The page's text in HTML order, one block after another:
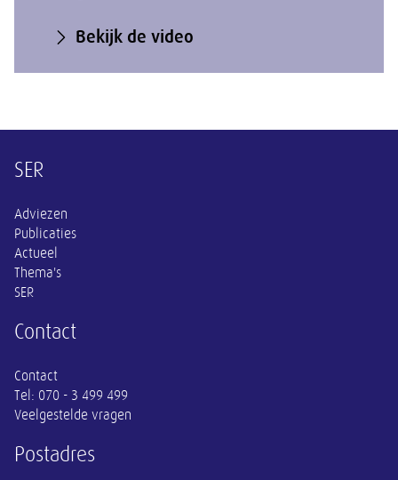
Bekijk de video
Overige informatie
SER
Adviezen
Publicaties
Actueel
Thema's
SER
Contact
Contact
Tel: 070 - 3 499 499
Veelgestelde vragen
Postadres